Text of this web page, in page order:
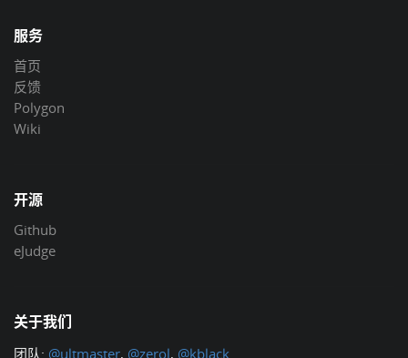
服务
首页
反馈
Polygon
Wiki
开源
Github
eJudge
关于我们
团队: @ultmaster, @zerol, @kblack